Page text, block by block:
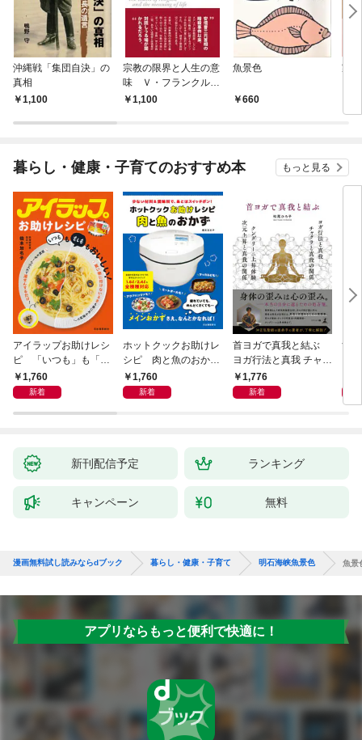
沖縄戦「集団自決」の
真相
1,100
宗教の限界と人生の意
味 Ｖ・フランクルの
視点1,100
魚景色
660
家
暮らし・健康・子育てのおすすめ本 もっと見る
アイラップお助けレシ
ピ 「いつも」も「も
しも」もおいしい！
1,760
新着
ホットクックお助けレ
シピ 肉と魚のおか
ず 少ない材料＆調味
料で、あとはスイッチ
1,760
新着
首ヨガで真我と結ぶ
ヨガ行法と真我 チャク
ラと真我の関係 クンダ
リーニ上昇体験 次元上
1,776
新着
す
新刊配信予定 ランキング
キャンペーン 無料
漫画無料試し読みならdブック 暮らし・健康・子育て 明石海峡魚景色 魚景
アプリならもっと便利で快適に！